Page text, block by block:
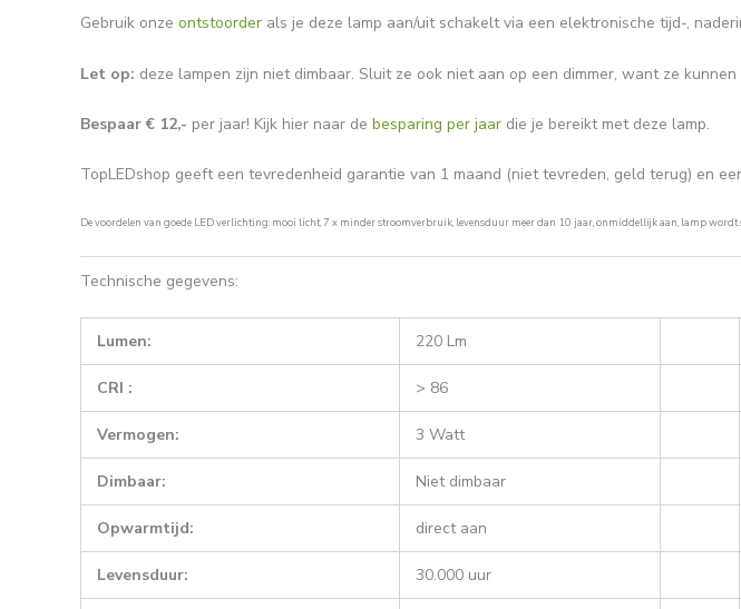
Gebruik onze ontstoorder als je deze lamp aan/uit schakelt via een elektronische tijd-,
Let op: deze lampen zijn niet dimbaar. Sluit ze ook niet aan op een dimmer, want ze
Bespaar € 12,- per jaar! Kijk hier naar de besparing per jaar die je bereikt met deze lamp.
TopLEDshop geeft een tevredenheid garantie van 1 maand (niet tevreden, geld terug) en
De voordelen van goede LED verlichting: mooi licht, 7 x minder stroomverbruik, levensduur meer dan 10 jaar, onmiddellijk aan, lamp wordt
Technische gegevens:
Lumen: 220 Lm
CRI : > 86
Vermogen: 3 Watt
Dimbaar: Niet dimbaar
Opwarmtijd: direct aan
Levensduur: 30.000 uur